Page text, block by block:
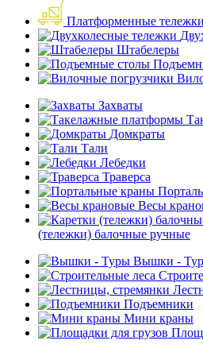
Платформенные тележки
Штабелеры
Захваты
Домкраты
Тали
Лебедки
Траверса
Весы
(тележки) балочные ручные
Вышки -
Подъемники
Мини краны